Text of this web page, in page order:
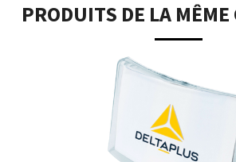
PRODUITS DE LA MÊME